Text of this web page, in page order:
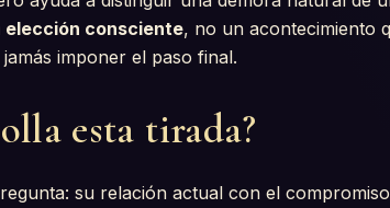
elección consciente, no un acontecimiento
imponer el paso final.
esta tirada?
su relación actual con el